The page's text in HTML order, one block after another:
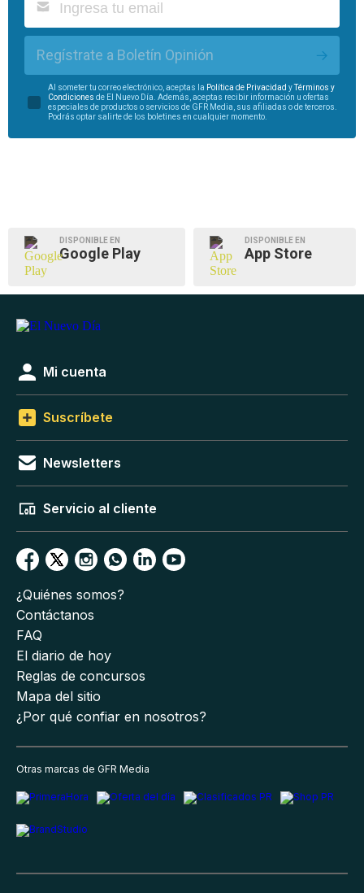
Regístrate a Boletín Opinión
Al someter tu correo electrónico, aceptas la Política de Privacidad yTérminos y
Condiciones de El Nuevo Día. Además, aceptas recibir información u ofertas
especiales de productos o servicios de GFR Media, sus afiliadas o de terceros.
Podrás optar salirte de los boletines en cualquier momento.
DISPONIBLE EN
Google Play
DISPONIBLE EN
App Store
Mi cuenta
Suscríbete
Newsletters
Servicio al cliente
¿Quiénes somos?
Contáctanos
FAQ
El diario de hoy
Reglas de concursos
Mapa del sitio
¿Por qué confiar en nosotros?
Otras marcas de GFR Media